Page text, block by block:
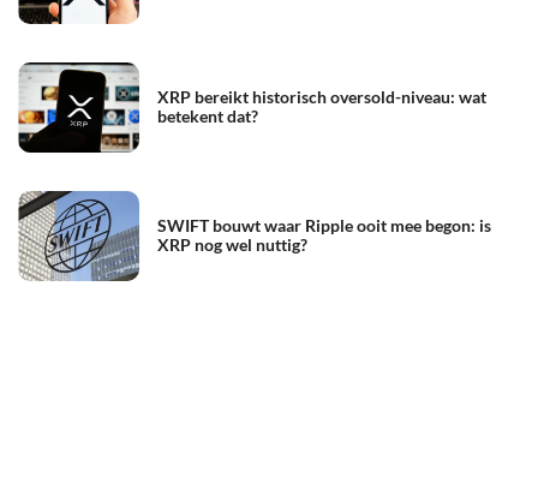
XRP bereikt historisch oversold-niveau: wat
betekent dat?
SWIFT bouwt waar Ripple ooit mee begon: is
XRP nog wel nuttig?